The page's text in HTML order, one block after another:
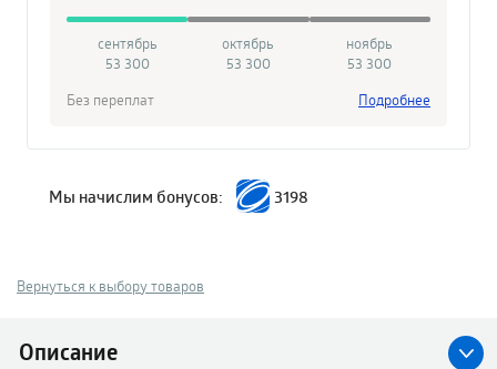
сентябрь
53 300
октябрь
53 300
ноябрь
53 300
Без переплат
Подробнее
Мы начислим бонусов: 3198
Вернуться к выбору товаров
Описание